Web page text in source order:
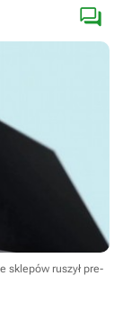

sklepów ruszył pre-